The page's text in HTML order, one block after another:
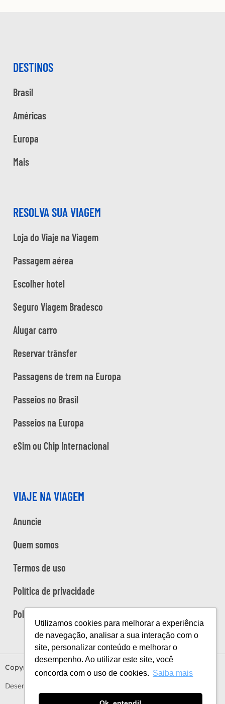
Utilizamos cookies para melhorar a experiência
de navegação, analisar a sua interação com o
site, personalizar conteúdo e melhorar o
desempenho. Ao utilizar este site, você
concorda com o uso de cookies. Saiba mais
DESTINOS
Brasil
Américas
Europa
Mais
RESOLVA SUA VIAGEM
Loja do Viaje na Viagem
Passagem aérea
Escolher hotel
Seguro Viagem Bradesco
Alugar carro
Reservar trânsfer
Passagens de trem na Europa
Passeios no Brasil
Passeios na Europa
eSim ou Chip Internacional
VIAJE NA VIAGEM
Anuncie
Quem somos
Termos de uso
Política de privacidade
Política de cookies
Copyright Viaje na Viagem © 2026
Desenvolvido por